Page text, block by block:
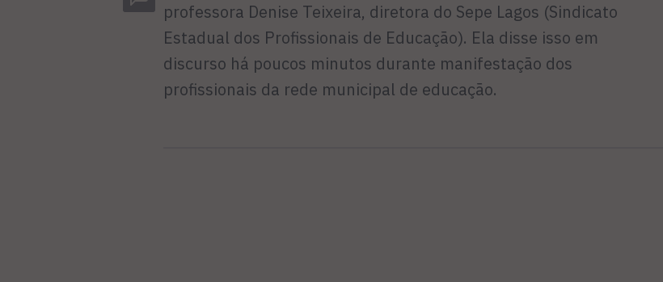
professora Denise Teixeira, diretora do Sepe Lagos (Sindicato
Estadual dos Profissionais de Educação). Ela disse isso em
discurso há poucos minutos durante manifestação dos
profissionais da rede municipal de educação.